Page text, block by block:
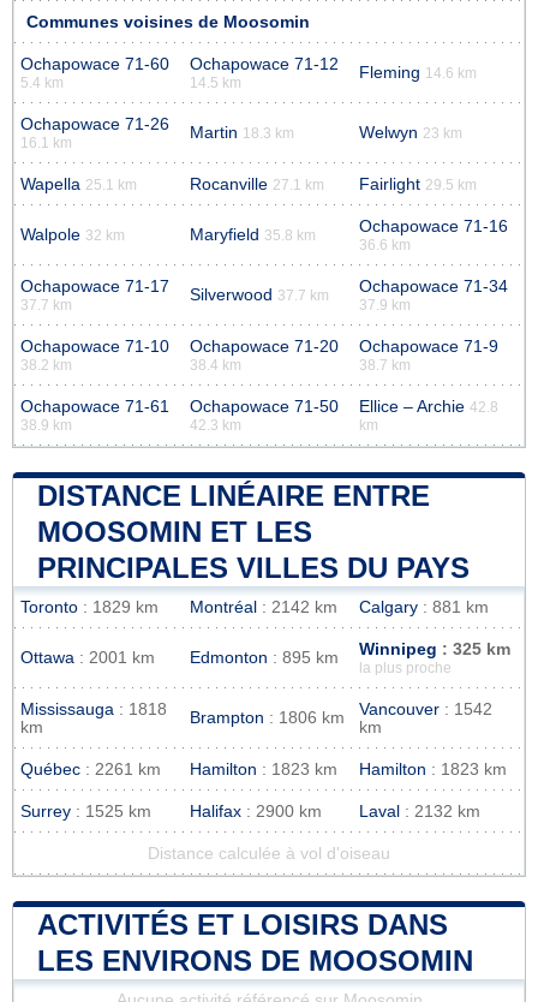
Communes voisines de Moosomin
Ochapowace 71-60
5.4 km
Ochapowace 71-12
14.5 km
Fleming 14.6 km
Ochapowace 71-26
16.1 km
Martin 18.3 km Welwyn 23 km
Wapella 25.1 km Rocanville 27.1 km Fairlight 29.5 km
Walpole 32 km Maryfield 35.8 km Ochapowace 71-16
36.6 km
Ochapowace 71-17
37.7 km
Silverwood 37.7 km Ochapowace 71-34
37.9 km
Ochapowace 71-10
38.2 km
Ochapowace 71-20
38.4 km
Ochapowace 71-9
38.7 km
Ochapowace 71-61
38.9 km
Ochapowace 71-50
42.3 km
Ellice – Archie 42.8
km
DISTANCE LINÉAIRE ENTRE
MOOSOMIN ET LES
PRINCIPALES VILLES DU PAYS
Toronto : 1829 km Montréal : 2142 km Calgary : 881 km
Ottawa : 2001 km Edmonton : 895 km Winnipeg : 325 km
la plus proche
Mississauga : 1818
km
Brampton : 1806 km Vancouver : 1542
km
Québec : 2261 km Hamilton : 1823 km Hamilton : 1823 km
Surrey : 1525 km Halifax : 2900 km Laval : 2132 km
Distance calculée à vol d'oiseau
ACTIVITÉS ET LOISIRS DANS
LES ENVIRONS DE MOOSOMIN